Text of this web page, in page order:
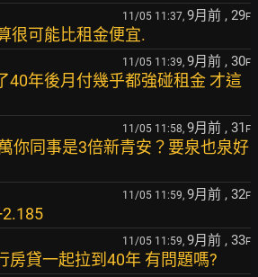
11/05 11:37, 9月前 , 29F
很可能比租金便宜.
11/05 11:39, 9月前 , 30F
40年後月付幾乎都強碰租金 才這
11/05 11:58, 9月前 , 31 F
你同事是3倍新青安？要泉也泉好
11/05 11:59, 9月前 , 32F
11/05 11:59, 9月前 , 33F
房貸一起拉到40年 有問題嗎?